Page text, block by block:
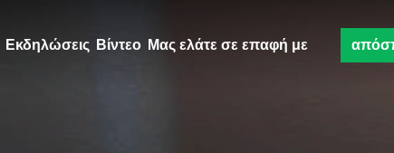
Εκδηλώσεις Βίντεο Μας ελάτε σε επαφή με